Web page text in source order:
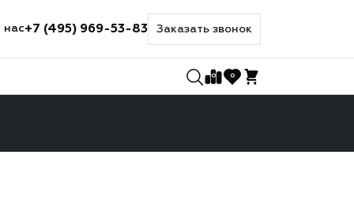
нас+7 (495) 969-53-83 Заказать звонок
0 0